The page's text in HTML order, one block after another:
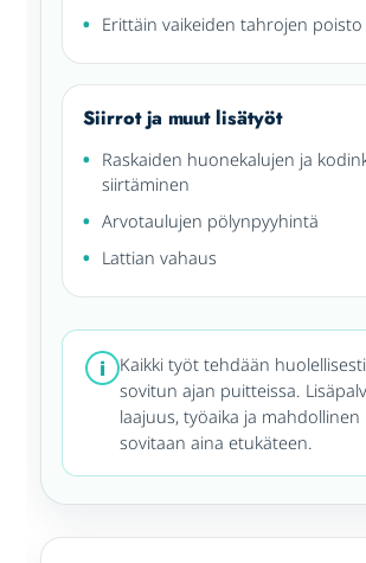
Erittäin vaikeiden tahrojen poisto
Siirrot ja muut lisätyöt
Raskaiden huonekalujen ja
siirtäminen
Arvotaulujen pölynpyyhintä
Lattian vahaus
i
Kaikki työt tehdään
sovitun ajan puitteissa.
laajuus, työaika ja mahdollinen
sovitaan aina etukäteen.